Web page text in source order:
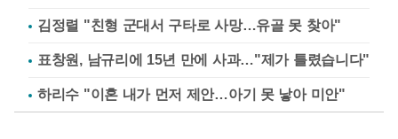
김정렬 "친형 군대서 구타로 사망…유골 못 찾아"
표창원, 남규리에 15년 만에 사과…"제가 틀렸습니다"
하리수 "이혼 내가 먼저 제안…아기 못 낳아 미안"